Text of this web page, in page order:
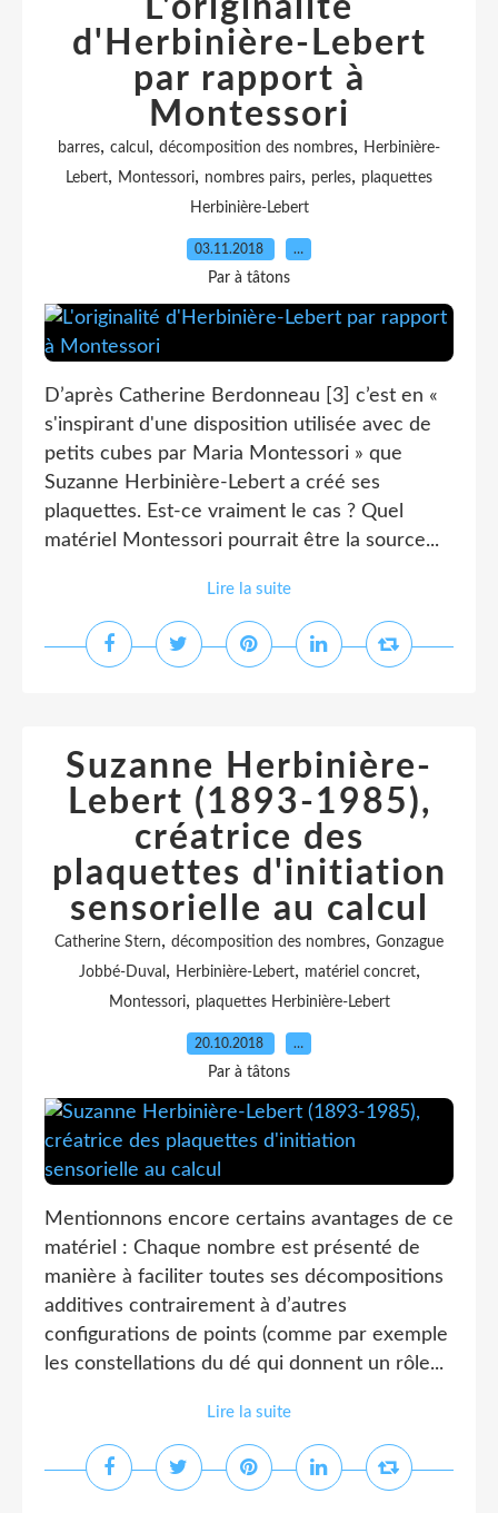
L'originalité
d'Herbinière-Lebert
par rapport à
Montessori
barres, calcul , décomposition des nombres, Herbinière-
Lebert, Montessori, nombres pairs, perles, plaquettes
Herbinière-Lebert
03.11.2018 …
Par à tâtons
D’après Catherine Berdonneau [3] c’est en «
s'inspirant d'une disposition utilisée avec de
petits cubes par Maria Montessori » que
Suzanne Herbinière-Lebert a créé ses
plaquettes. Est-ce vraiment le cas ? Quel
matériel Montessori pourrait être la source...
Lire la suite
Suzanne Herbinière-
Lebert (1893-1985),
créatrice des
plaquettes d'initiation
sensorielle au calcul
Catherine Stern, décomposition des nombres, Gonzague
Jobbé-Duval , Herbinière-Lebert, matériel concret,
Montessori, plaquettes Herbinière-Lebert
20.10.2018 …
Par à tâtons
Mentionnons encore certains avantages de ce
matériel : Chaque nombre est présenté de
manière à faciliter toutes ses décompositions
additives contrairement à d’autres
configurations de points (comme par exemple
les constellations du dé qui donnent un rôle...
Lire la suite